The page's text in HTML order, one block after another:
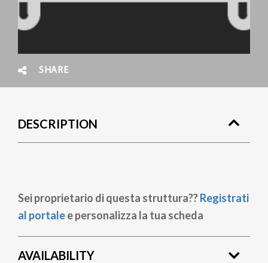
SHARE
DESCRIPTION
Sei proprietario di questa struttura??Registrati
al portalee personalizza la tua scheda
AVAILABILITY